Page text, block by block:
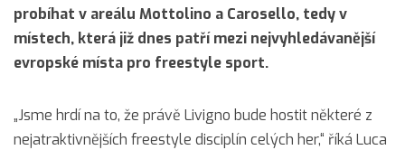
probíhat v areálu Mottolino a Carosello, tedy v
místech, která již dnes patří mezi nejvyhledávanější
evropské místa pro freestyle sport.
„Jsme hrdí na to, že právě Livigno bude hostit některé z
nejatraktivnějších freestyle disciplín celých her,“ říká Luca